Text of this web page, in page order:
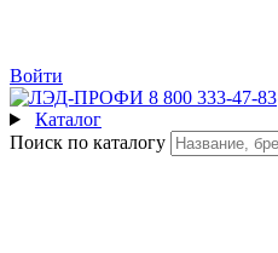
Войти
8 800 333-47-83
Каталог
Поиск по каталогу